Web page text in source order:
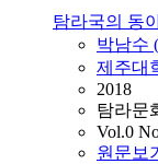
탐라국의 동
박남수
제주대
2018
탐라문
Vol.0
원문보